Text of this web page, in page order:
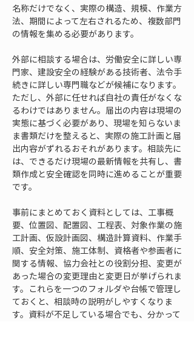
名称だけでなく、実際の構造、規模、作業方
法、期間によって左右されるため、複数部門
の情報を集める必要があります。
外部に相談する場合は、労働安全に詳しい専
門家、建設安全の経験がある技術者、法令手
続きに詳しい専門職などが候補になります。
ただし、外部に任せれば自社の責任がなくな
るわけではありません。届出の内容は現場の
実態に基づく必要があり、現場を知らないま
ま書類だけを整えると、実際の施工計画と届
出内容がずれるおそれがあります。相談先に
は、できるだけ現場の最新情報を共有し、書
類作成と安全確認を同時に進めることが重要
です。
事前にまとめておく資料としては、工事概
要、位置図、配置図、工程表、対象作業の施
工計画、仮設計画図、構造計算資料、作業手
順、安全対策、施工体制、資格者や参画者に
関する情報、協力会社との役割分担、変更が
あった場合の変更理由と変更日が挙げられま
す。これらを一つのフォルダや台帳で管理し
ておくと、相談時の説明がしやすくなりま
す。資料が不足している場合でも、分かって